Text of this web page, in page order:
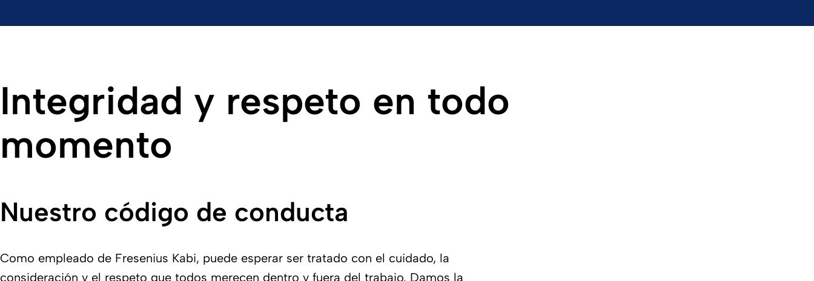
Integridad y respeto en todo
momento
Nuestro código de conducta
Como empleado de Fresenius Kabi, puede esperar ser tratado con el cuidado, la
consideración y el respeto que todos merecen dentro y fuera del trabajo. Damos la